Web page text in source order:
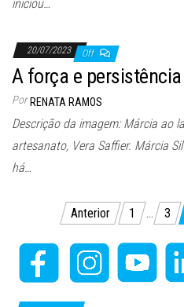
iniciou…
20/07/2023 Off
A força e
Por RENATA RAMOS
Descrição da imagem: Márcia ao
artesanato, Vera Saffier. Márcia
há…
Paginação
de
posts
Anterior 1 … 3